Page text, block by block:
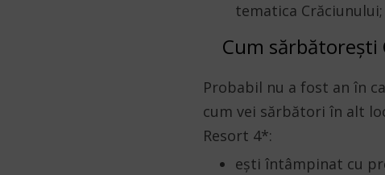
tematica Crăciunului;
Cum sărbătorești
Probabil nu a fost an în
cum vei sărbători în alt
Resort 4*:
ești întâmpinat cu